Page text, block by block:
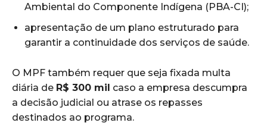
Ambiental do Componente Indígena (PBA-CI);
apresentação de um plano estruturado para
garantir a continuidade dos serviços de saúde.
O MPF também requer que seja fixada multa
diária de R$ 300 mil caso a empresa descumpra
a decisão judicial ou atrase os repasses
destinados ao programa.